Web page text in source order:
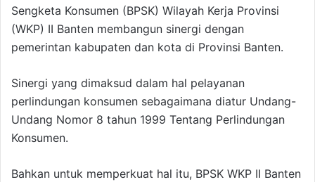
Sengketa Konsumen (BPSK) Wilayah Kerja Provinsi
(WKP) II Banten membangun sinergi dengan
pemerintan kabupaten dan kota di Provinsi Banten.
Sinergi yang dimaksud dalam hal pelayanan
perlindungan konsumen sebagaimana diatur Undang-
Undang Nomor 8 tahun 1999 Tentang Perlindungan
Konsumen.
Bahkan untuk memperkuat hal itu, BPSK WKP II Banten